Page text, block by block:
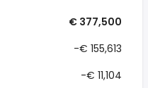
€ 377,500
-€ 155,613
-€ 11,104